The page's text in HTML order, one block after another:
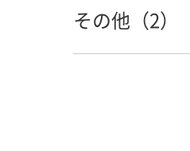
組織構造
作成済の
「●●は
受付番号
新規ア
コグニ
ワーク
その他（2）